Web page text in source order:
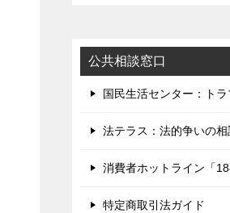
公共相談窓口
国民生活センター：トラ
法テラス：法的争いの相
消費者ホットライン「
特定商取引法ガイド